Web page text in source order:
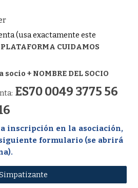
(usa exactamente este
PLATAFORMA CUIDAMOS
socio + NOMBRE DEL SOCIO
ES70 0049 3775 56
inscripción en la asociación,
formulario (se abrirá